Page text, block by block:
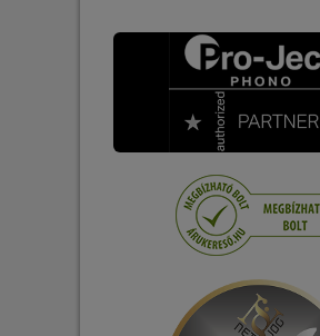
Mini - Mikro HiFi
Hangszedő
Tartozék
USB Audio kábel
XLR kábel
LAN kábel
Tápkábelek
Tápelosztók - Tápszűrők
Csatlakozó - Adapter